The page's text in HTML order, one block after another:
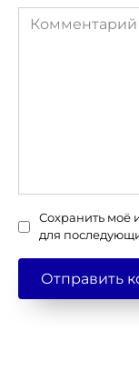
Комментарий
Сохранить моё
для